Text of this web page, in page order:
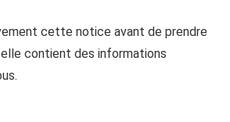
cette notice avant de prendre
contient des informations